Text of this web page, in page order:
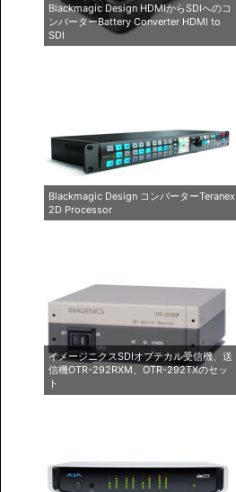
Blackmagic Design HDMIからSDIへのコ
ンバーターBattery Converter HDMI to
SDI
Blackmagic Design コンバーターTeranex
2D Processor
イメージニクスSDIオプテカル受信機、送
信機OTR-292RXM、OTR-292TXのセッ
ト